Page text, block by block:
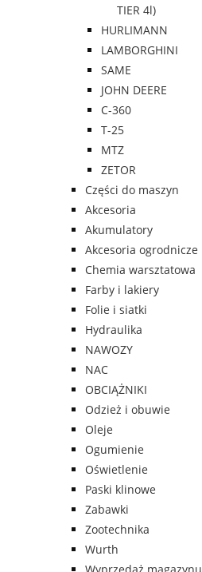
TIER 4l)
HURLIMANN
LAMBORGHINI
SAME
JOHN DEERE
C-360
T-25
MTZ
ZETOR
Części do maszyn
Akcesoria
Akumulatory
Akcesoria ogrodnicze
Chemia warsztatowa
Farby i lakiery
Folie i siatki
Hydraulika
NAWOZY
NAC
OBCIĄŻNIKI
Odzież i obuwie
Oleje
Ogumienie
Oświetlenie
Paski klinowe
Zabawki
Zootechnika
Wurth